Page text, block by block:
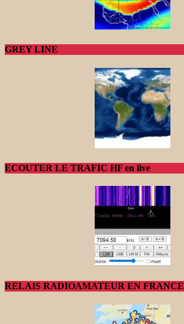
GREY LINE
ECOUTER LE TRAFIC HF en live
RELAIS RADIOAMATEUR EN FRANCE